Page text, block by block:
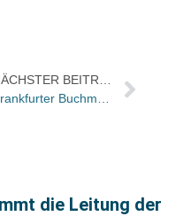
NÄCHSTER BEITRAG
Frankfurter Buchmesse ab 2015 mit neuem Messekonzept / Englischsprachige Aussteller rücken näher ans Zentrum
die Leitung der